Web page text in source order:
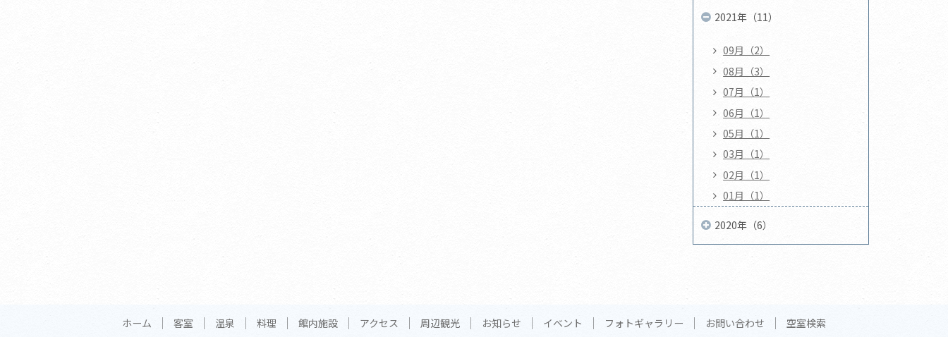
2021年（11）
09月（2）
08月（3）
07月（1）
06月（1）
05月（1）
03月（1）
02月（1）
01月（1）
2020年（6）
ホーム 客室 温泉 料理 館内施設 アクセス 周辺観光 お知らせ イベント フォトギャラリー お問い合わせ 空室検索